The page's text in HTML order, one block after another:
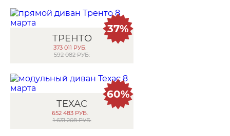
ТРЕНТО
373 011 РУБ.
592 082 РУБ.
37%
ТЕХАС
652 483 РУБ.
1 631 208 РУБ.
60%